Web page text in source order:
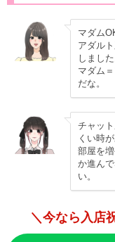
マダム
アダル
しました
マダム
だな。
チャッ
くい時
部屋を
か進ん
い。
＼今なら入店